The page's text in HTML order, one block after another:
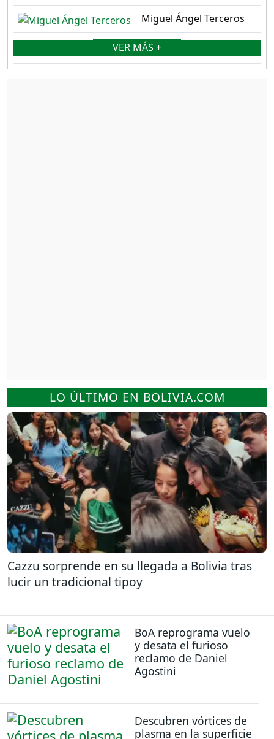
Miguel Ángel Terceros
VER MÁS +
LO ÚLTIMO EN BOLIVIA.COM
Cazzu sorprende en su llegada a Bolivia tras
lucir un tradicional tipoy
BoA reprograma vuelo
y desata el furioso
reclamo de Daniel
Agostini
Descubren vórtices de
plasma en la superficie